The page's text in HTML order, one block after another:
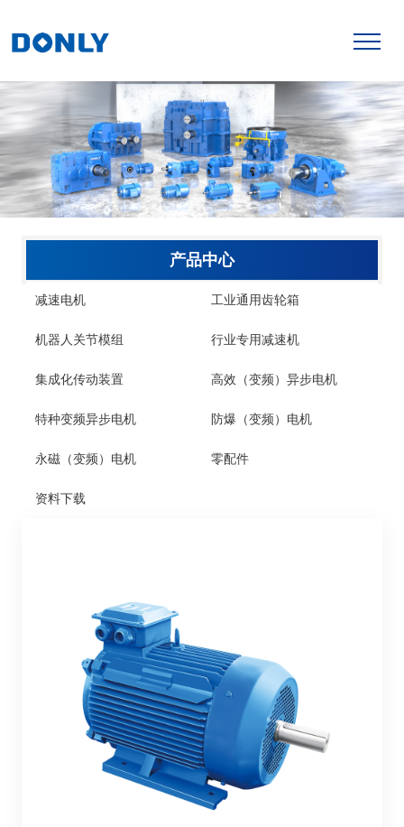
产品中心
减速电机 工业通用齿轮箱
机器人关节模组 行业专用减速机
集成化传动装置 高效（变频）异步电机
特种变频异步电机 防爆（变频）电机
永磁（变频）电机 零配件
资料下载